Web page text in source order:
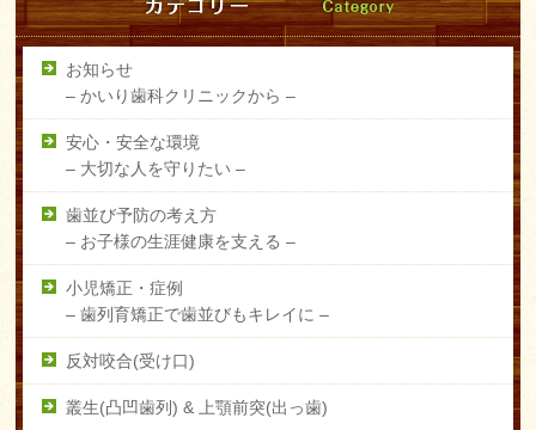
お知らせ
–かいり歯科クリニックから –
安心・安全な環境
– 大切な人を守りたい –
歯並び予防の考え方
– お子様の生涯健康を支える –
小児矯正・症例
–歯列育矯正で歯並びもキレイに –
反対咬合(受け口)
叢生(凸凹歯列) & 上顎前突(出っ歯)